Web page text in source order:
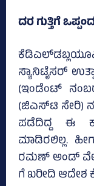
ದರ ಗುತ್ತಿಗೆ
ಸ್ಯಾನಿಟೈಸರ್
(ಇಂಡೆಂಟ್
(ಜಿಎಸ್‍ಟಿ ಸೇರಿ)
ಪಡೆದಿದ್ದ ಈ
ಮಾಡಿರಲಿಲ್ಲ.
ರಮಣ್ ಅಂಡ್
ಗೆ ಖರೀದಿ ಆದೇಶ